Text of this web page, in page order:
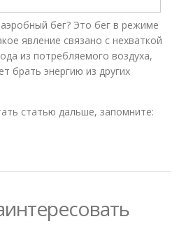
бег? Это бег в режиме
явление связано с нехваткой
из потребляемого воздуха,
брать энергию из других
статью дальше, запомните: